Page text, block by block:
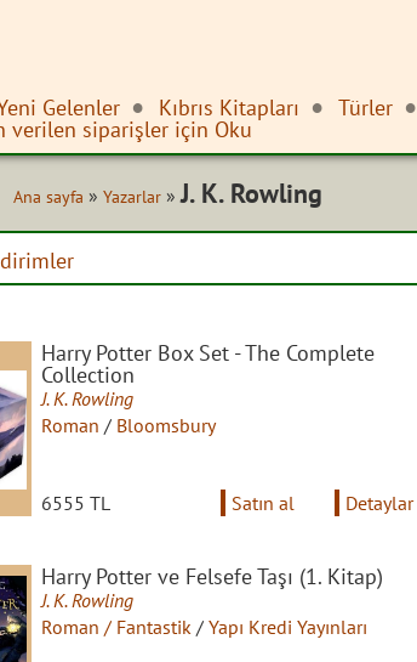
Gelenler Kıbrıs Kitapları Türler
verilen siparişler için Oku
Ana sayfa » Yazarlar»J. K. Rowling
Harry Potter Box Set - The Complete
Collection
J. K. Rowling
Roman / Bloomsbury
6555 TL Satın al Detaylar
Harry Potter ve Felsefe Taşı (1. Kitap)
J. K. Rowling
Roman / Fantastik / Yapı Kredi Yayınları